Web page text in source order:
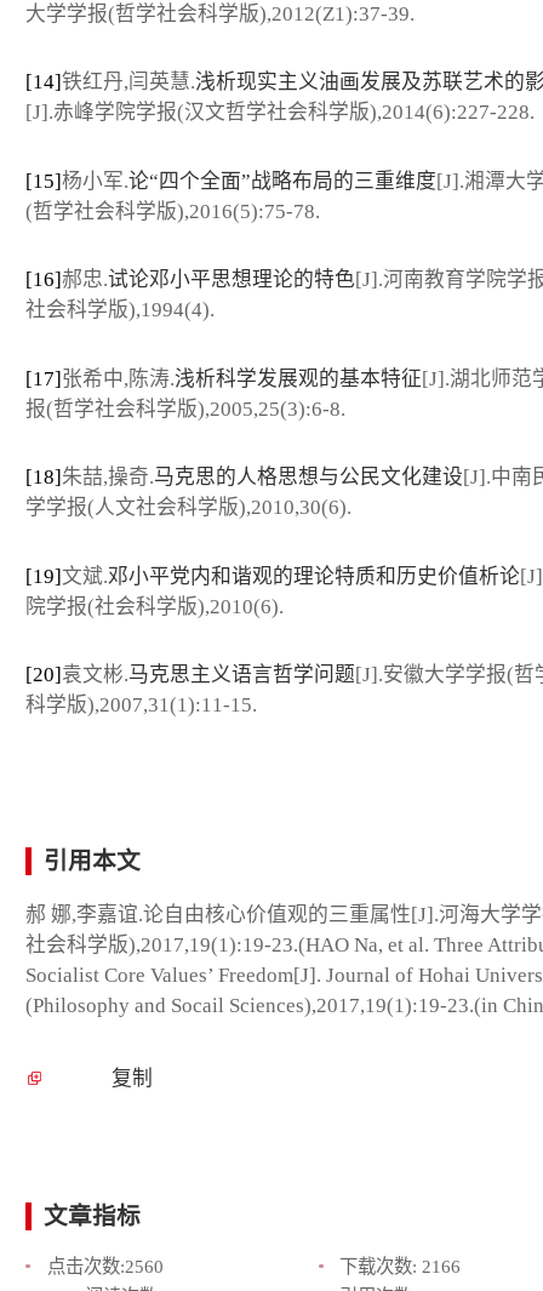
大学学报(哲学社会科学版),2012(Z1):37-39.
[14]铁红丹,闫英慧.浅析现实主义油画发展及苏联艺术的
[J].赤峰学院学报(汉文哲学社会科学版),2014(6):227-228.
[15]杨小军.论“四个全面”战略布局的三重维度[J].湘潭大
(哲学社会科学版),2016(5):75-78.
[16]郝忠.试论邓小平思想理论的特色[J].河南教育学院学
社会科学版),1994(4).
[17]张希中,陈涛.浅析科学发展观的基本特征[J].湖北师范
报(哲学社会科学版),2005,25(3):6-8.
[18]朱喆,操奇.马克思的人格思想与公民文化建设[J].中南
学学报(人文社会科学版),2010,30(6).
[19]文斌.邓小平党内和谐观的理论特质和历史价值析论
院学报(社会科学版),2010(6).
[20] 袁文彬.马克思主义语言哲学问题[J].安徽大学学报(哲
科学版),2007,31(1):11-15.
引用本文
郝 娜,李嘉谊.论自由核心价值观的三重属性[J].河海大学
社会科学版),2017,19(1):19-23.(HAO Na, et al. Three
Socialist Core Values’ Freedom[J]. Journal of Hohai
(Philosophy and Socail Sciences),2017,19(1):19-23.(in
复制
文章指标
点击次数:2560 下载次数: 2166